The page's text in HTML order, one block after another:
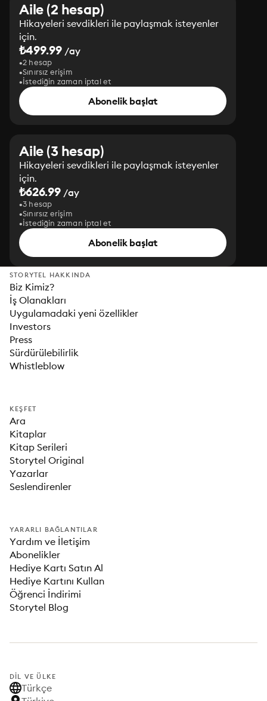
Aile (2 hesap)
Hikayeleri sevdikleri ile paylaşmak isteyenler
için.
₺499.99 /ay
2 hesap
Sınırsız erişim
İstediğin zaman iptal et
Abonelik başlat
Aile (3 hesap)
Hikayeleri sevdikleri ile paylaşmak isteyenler
için.
₺626.99 /ay
3 hesap
Sınırsız erişim
İstediğin zaman iptal et
Abonelik başlat
STORYTEL HAKKINDA
Biz Kimiz?
İş Olanakları
Uygulamadaki yeni özellikler
Investors
Press
Sürdürülebilirlik
Whistleblow
KEŞFET
Ara
Kitaplar
Kitap Serileri
Storytel Original
Yazarlar
Seslendirenler
YARARLI BAĞLANTILAR
Yardım ve İletişim
Abonelikler
Hediye Kartı Satın Al
Hediye Kartını Kullan
Öğrenci İndirimi
Storytel Blog
DIL VE ÜLKE
Türkçe